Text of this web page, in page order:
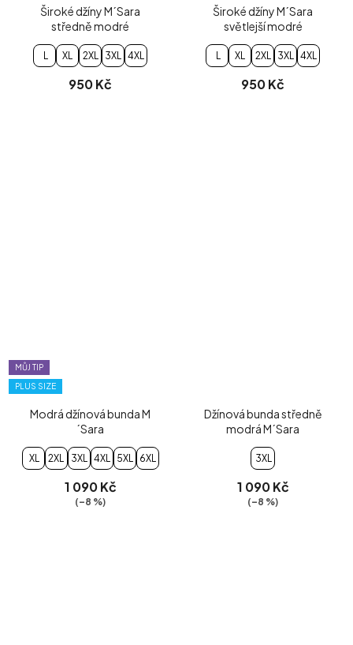
Široké džíny M´Sara
středně modré
L XL 2XL 3XL 4XL
950 Kč
Široké džíny M´Sara
světlejší modré
L XL 2XL 3XL 4XL
950 Kč
MŮJ TIP
PLUS SIZE
Modrá džínová bunda M
´Sara
XL 2XL 3XL 4XL 5XL 6XL
1 090 Kč
(–8 %)
Džínová bunda středně
modrá M´Sara
3XL
1 090 Kč
(–8 %)